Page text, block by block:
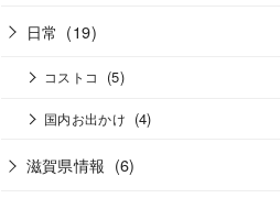
日常 (19)
コストコ (5)
国内お出かけ (4)
滋賀県情報 (6)